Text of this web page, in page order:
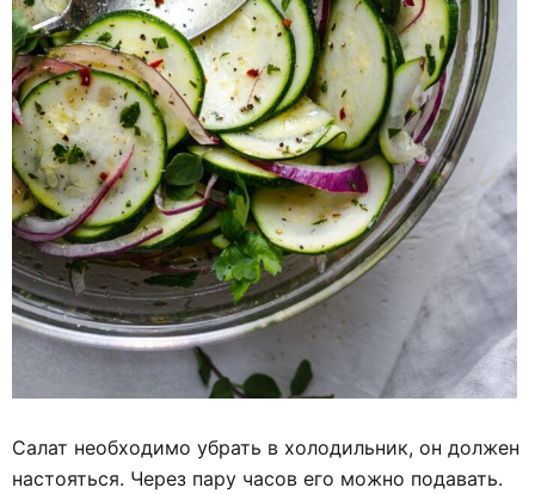
Салат необходимо убрать в холодильник, он должен
настояться. Через пару часов его можно подавать.